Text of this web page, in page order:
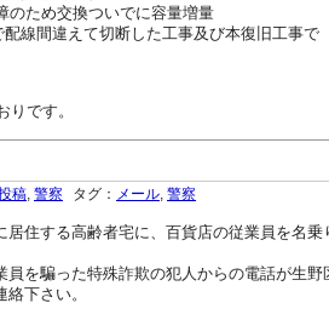
のため交換ついでに容量増量
線間違えて切断した工事及び本復旧工事で
です。
稿 警察 タグ： メール 警察
住する高齢者宅に、百貨店の従業員を名
を騙った特殊詐欺の犯人からの電話が生野
下さい。